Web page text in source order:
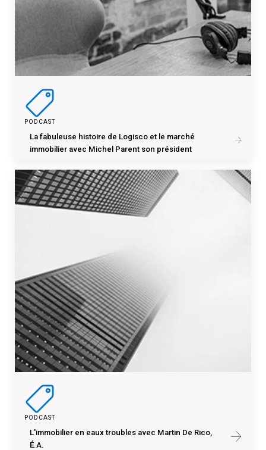
PODCAST
La fabuleuse histoire de Logisco et le marché
immobilier avec Michel Parent son président
PODCAST
L'immobilier en eaux troubles avec Martin De Rico,
É.A.